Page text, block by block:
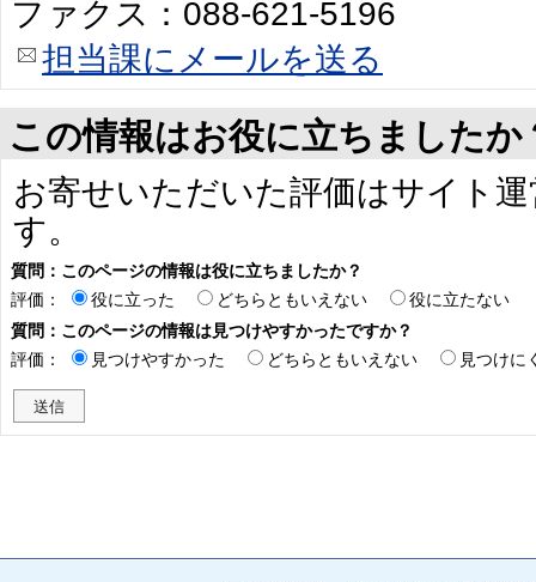
ファクス：088-621-5196
担当課にメールを送る
この情報はお役に立ちましたか
お寄せいただいた評価はサイト
す。
質問：このページの情報は役に立ちましたか？
評価：
役に立った どちらともいえない
役に立たない
質問：このページの情報は見つけやすかったですか？
評価：
見つけやすかった どちらともいえない 見つけに